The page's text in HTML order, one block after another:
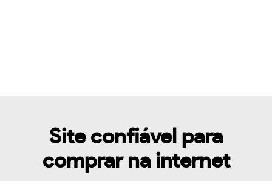
Site confiável para
comprar na internet